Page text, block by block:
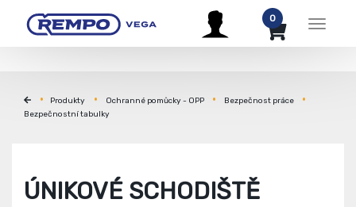
Menu
0
Produkty Ochranné pomůcky - OPP
Bezpečnost práce
Bezpečnostní tabulky
ÚNIKOVÉ SCHODIŠTĚ